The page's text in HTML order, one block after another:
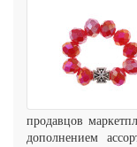
продавцов
дополнением